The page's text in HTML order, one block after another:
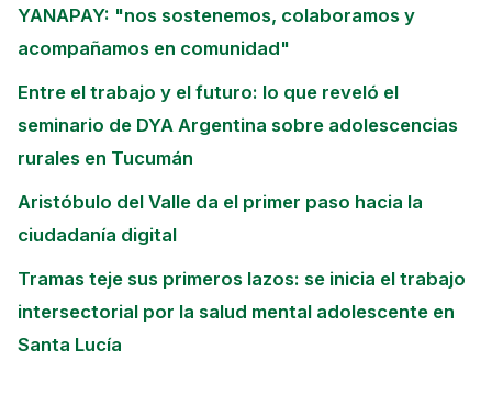
YANAPAY: "nos sostenemos, colaboramos y
acompañamos en comunidad"
Entre el trabajo y el futuro: lo que reveló el
seminario de DYA Argentina sobre adolescencias
rurales en Tucumán
Aristóbulo del Valle da el primer paso hacia la
ciudadanía digital
Tramas teje sus primeros lazos: se inicia el trabajo
intersectorial por la salud mental adolescente en
Santa Lucía